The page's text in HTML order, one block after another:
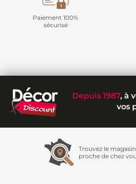
Paiement 100%
sécurisé
Depuis 1987, à
vos
Trouvez le
proche de chez